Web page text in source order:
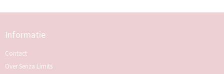
Informatie
Contact
Over Senza Limits